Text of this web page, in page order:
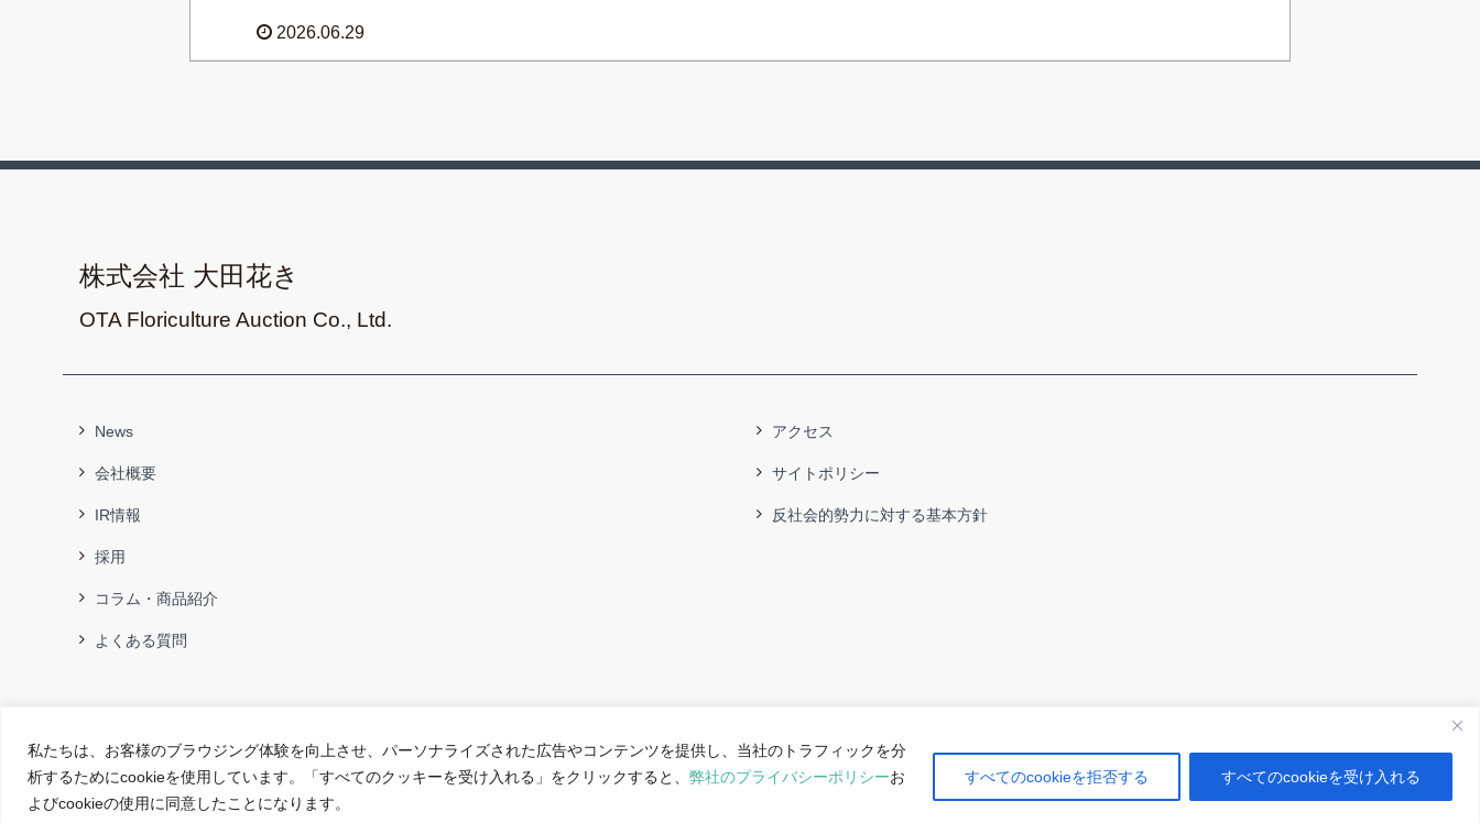
私たちは、お客様のブラウジング体験を向上させ、パーソナライズされた広告やコンテンツを提供し、当社のトラフィックを分
析するためにcookieを使用しています。「すべてのクッキーを受け入れる」をクリックすると、 弊社のプライバシーポリシーお
よびcookieの使用に同意したことになります。
すべてのcookieを拒否する すべてのcookieを受け入れる
2026.06.29
株式会社 大田花き
OTA Floriculture Auction Co., Ltd.
News
会社概要
IR情報
採用
コラム・商品紹介
よくある質問
アクセス
サイトポリシー
反社会的勢力に対する基本方針